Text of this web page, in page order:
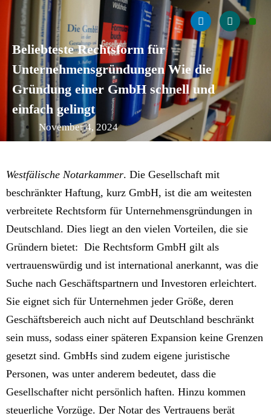
Beliebteste Rechtsform für
Unternehmensgründungen Wie die
Gründung einer GmbH schnell und
einfach gelingt
November 4, 2024
Westfälische Notarkammer. Die Gesellschaft mit
beschränkter Haftung, kurz GmbH, ist die am weitesten
verbreitete Rechtsform für Unternehmensgründungen in
Deutschland. Dies liegt an den vielen Vorteilen, die sie
Gründern bietet: Die Rechtsform GmbH gilt als
vertrauenswürdig und ist international anerkannt, was die
Suche nach Geschäftspartnern und Investoren erleichtert.
Sie eignet sich für Unternehmen jeder Größe, deren
Geschäftsbereich auch nicht auf Deutschland beschränkt
sein muss, sodass einer späteren Expansion keine Grenzen
gesetzt sind. GmbHs sind zudem eigene juristische
Personen, was unter anderem bedeutet, dass die
Gesellschafter nicht persönlich haften. Hinzu kommen
steuerliche Vorzüge. Der Notar des Vertrauens berät